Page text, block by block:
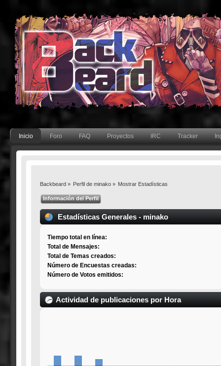
Inicio Foro FAQ Proyectos IRC Tracker
Backbeard» Perfil de minako» Mostrar Estadísticas
Información del Perfil
Estadísticas Generales - minako
Tiempo total en línea:
Total de Mensajes:
Total de Temas creados:
Número de Encuestas creadas:
Número de Votos emitidos:
Actividad de publicaciones por Hora